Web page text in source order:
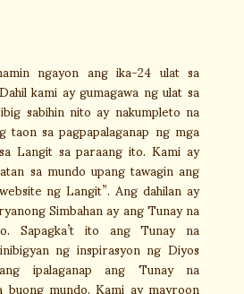
ngayon ang ika-24 ulat sa
kami ay gumagawa ng ulat sa
sabihin nito ay nakumpleto na
taon sa pagpapalaganap ng mga
Langit sa paraang ito. Kami ay
sa mundo upang tawagin ang
ng Langit”. Ang dahilan ay
Simbahan ay ang Tunay na
Sapagka’t ito ang Tunay na
ng inspirasyon ng Diyos
ipalaganap ang Tunay na